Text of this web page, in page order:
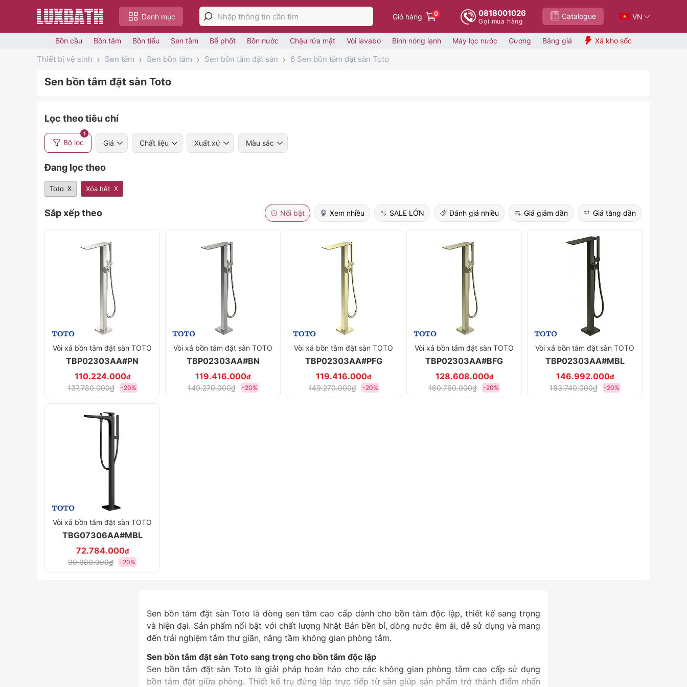
Danh mục Giỏ hàng 0 0818001026
Gọi mua hàng
Catalogue VN
Bồn cầu Bồn tắm Bồn tiểu Sen tắm Bể phốt Bồn nước Chậu rửa mặt Vòi lavabo Bình nóng lạnh Máy lọc nước Gương Bảng giá Xả kho sốc
Thiết bị vệ sinh Sen tắm Sen bồn tắm Sen bồn tắm đặt sàn 6 Sen bồn tắm đặt sàn Toto
Sen bồn tắm đặt sàn Toto
Lọc theo tiêu chí
Bộ lọc
1
Giá Chất liệu Xuất xứ Màu sắc
Đang lọc theo
Toto Xóa hết
Sắp xếp theo Nổi bật Xem nhiều SALE LỚN Đánh giá nhiều Giá giảm dần Giá tăng dần
Vòi xả bồn tắm đặt sàn TOTO
TBP02303AA#PN
110.224.000đ
137.780.000₫ -20%
Vòi xả bồn tắm đặt sàn TOTO
TBP02303AA#BN
119.416.000đ
149.270.000₫ -20%
Vòi xả bồn tắm đặt sàn TOTO
TBP02303AA#PFG
119.416.000đ
149.270.000₫ -20%
Vòi xả bồn tắm đặt sàn TOTO
TBP02303AA#BFG
128.608.000đ
160.760.000₫ -20%
Vòi xả bồn tắm đặt sàn TOTO
TBP02303AA#MBL
146.992.000đ
183.740.000₫ -20%
Vòi xả bồn tắm đặt sàn TOTO
TBG07306AA#MBL
72.784.000đ
90.980.000₫ -20%
Sen bồn tắm đặt sàn Toto là dòng sen tắm cao cấp dành cho bồn tắm độc lập, thiết kế sang trọng
và hiện đại. Sản phẩm nổi bật với chất lượng Nhật Bản bền bỉ, dòng nước êm ái, dễ sử dụng và mang
đến trải nghiệm tắm thư giãn, nâng tầm không gian phòng tắm.
Sen bồn tắm đặt sàn Toto sang trọng cho bồn tắm độc lập
Sen bồn tắm đặt sàn Toto là giải pháp hoàn hảo cho các không gian phòng tắm cao cấp sử dụng
bồn tắm đặt giữa phòng. Thiết kế trụ đứng lắp trực tiếp từ sàn giúp sản phẩm trở thành điểm nhấn